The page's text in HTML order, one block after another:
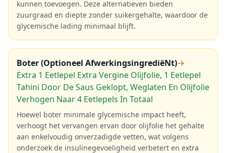
kunnen toevoegen. Deze alternatieven bieden
zuurgraad en diepte zonder suikergehalte, waardoor de
glycemische lading minimaal blijft.
Boter (Optioneel AfwerkingsingrediëNt)→
Extra 1 Eetlepel Extra Vergine Olijfolie, 1 Eetlepel
Tahini Door De Saus Geklopt, Weglaten En Olijfolie
Verhogen Naar 4 Eetlepels In Totaal
Hoewel boter minimale glycemische impact heeft,
verhoogt het vervangen ervan door olijfolie het gehalte
aan enkelvoudig onverzadigde vetten, wat volgens
onderzoek de insulinegevoeligheid verbetert en extra